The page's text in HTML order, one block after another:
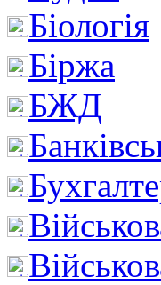
Біологія
Біржа
БЖД